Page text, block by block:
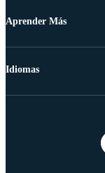
Aprender Más
Idiomas